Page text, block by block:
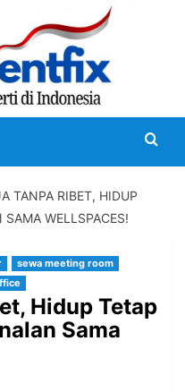
TANPA RIBET, HIDUP
WELLSPACES!
sewa meeting room
Hidup Tetap
Sama